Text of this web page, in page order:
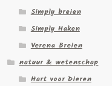
Simply breien
Simply Haken
Verena Breien
natuur & wetenschap
Hart voor Dieren